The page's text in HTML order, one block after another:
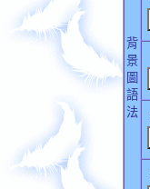
背
景
圖
語
法